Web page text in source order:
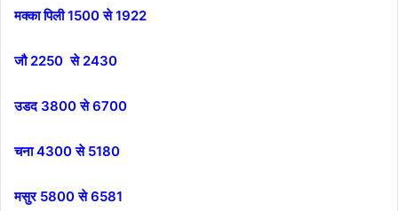
मक्का पिली 1500 से 1922
जौ 2250 से 2430
उडद 3800 से 6700
चना 4300 से 5180
मसुर 5800 से 6581